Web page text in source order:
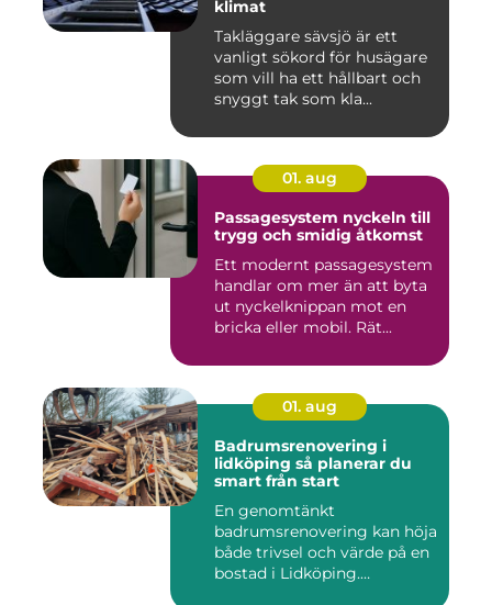
klimat
Takläggare sävsjö är ett
vanligt sökord för husägare
som vill ha ett hållbart och
snyggt tak som kla...
01. aug
Passagesystem nyckeln till
trygg och smidig åtkomst
Ett modernt passagesystem
handlar om mer än att byta
ut nyckelknippan mot en
bricka eller mobil. Rät...
01. aug
Badrumsrenovering i
lidköping så planerar du
smart från start
En genomtänkt
badrumsrenovering kan höja
både trivsel och värde på en
bostad i Lidköping.